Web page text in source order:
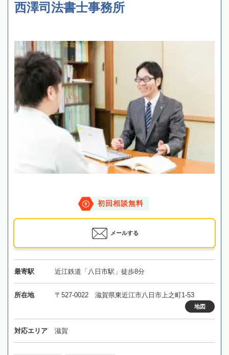
西澤司法書士事務所
初回相談無料
メールする
最寄駅 近江鉄道「八日市駅」徒歩8分
所在地 〒527-0022 滋賀県東近江市八日市上之町1-53
地図
対応エリア 滋賀